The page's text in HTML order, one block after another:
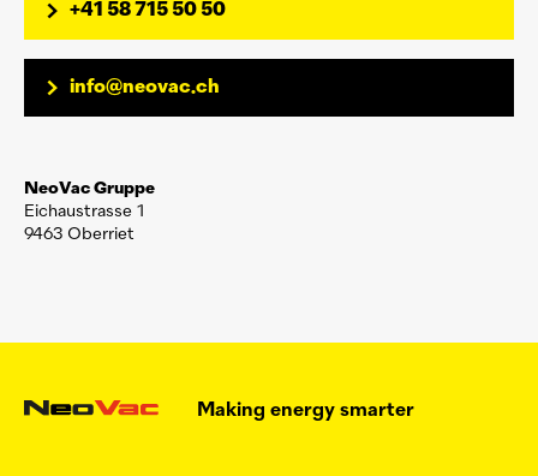
+41 58 715 50 50
info@neovac.ch
NeoVac Gruppe
Eichaustrasse 1
9463 Oberriet
Making energy smarter